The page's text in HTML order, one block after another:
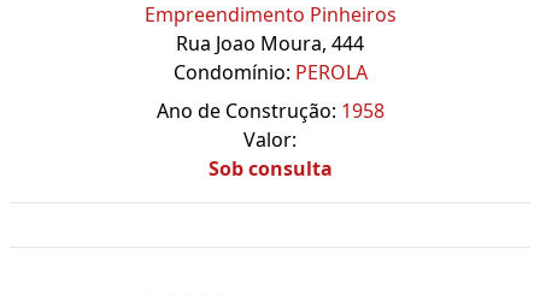
Empreendimento Pinheiros
Rua Joao Moura, 444
Condomínio: PEROLA
Ano de Construção: 1958
Valor:
Sob consulta